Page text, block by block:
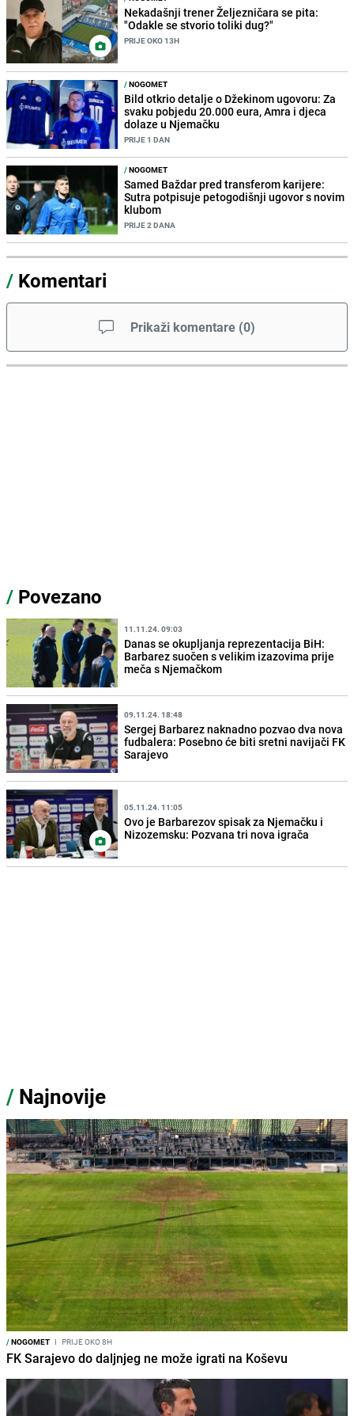
Nekadašnji trener Željezničara se pita:
"Odakle se stvorio toliki dug?"
PRIJE OKO 13H
/NOGOMET
Bild otkrio detalje o Džekinom ugovoru: Za
svaku pobjedu 20.000 eura, Amra i djeca
dolaze u Njemačku
PRIJE 1 DAN
/NOGOMET
Samed Baždar pred transferom karijere:
Sutra potpisuje petogodišnji ugovor s novim
klubom
PRIJE 2 DANA
/ Komentari
Prikaži komentare (0)
/ Povezano
11.11.24. 09:03
Danas se okupljanja reprezentacija BiH:
Barbarez suočen s velikim izazovima prije
meča s Njemačkom
09.11.24. 18:48
Sergej Barbarez naknadno pozvao dva nova
fudbalera: Posebno će biti sretni navijači FK
Sarajevo
05.11.24. 11:05
Ovo je Barbarezov spisak za Njemačku i
Nizozemsku: Pozvana tri nova igrača
/ Najnovije
/NOGOMET I PRIJE OKO 8H
FK Sarajevo do daljnjeg ne može igrati na Koševu